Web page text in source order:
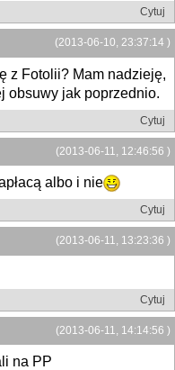
Cytuj
(2013-06-10, 23:37:14 )
z Fotolii? Mam nadzieję,
obsuwy jak poprzednio.
Cytuj
(2013-06-11, 12:46:56 )
albo i nie
Cytuj
(2013-06-11, 13:23:36 )
Cytuj
(2013-06-11, 14:14:56 )
na PP